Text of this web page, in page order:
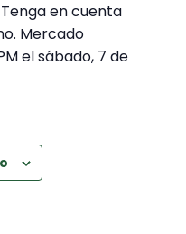
Tenga en cuenta
Mercado
el sábado, 7 de